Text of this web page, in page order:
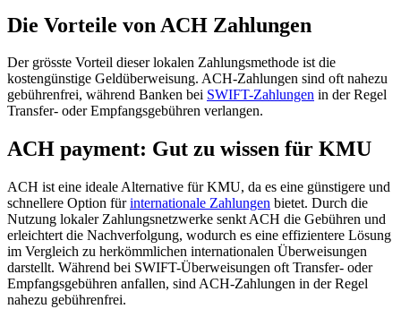
Die Vorteile von ACH Zahlungen
Der grösste Vorteil dieser lokalen Zahlungsmethode ist die
kostengünstige Geldüberweisung. ACH-Zahlungen sind oft nahezu
gebührenfrei, während Banken bei SWIFT-Zahlungen in der Regel
Transfer- oder Empfangsgebühren verlangen.
ACH payment: Gut zu wissen für KMU
ACH ist eine ideale Alternative für KMU, da es eine günstigere und
schnellere Option fürinternationale Zahlungen bietet. Durch die
Nutzung lokaler Zahlungsnetzwerke senkt ACH die Gebühren und
erleichtert die Nachverfolgung, wodurch es eine effizientere Lösung
im Vergleich zu herkömmlichen internationalen Überweisungen
darstellt. Während bei SWIFT-Überweisungen oft Transfer- oder
Empfangsgebühren anfallen, sind ACH-Zahlungen in der Regel
nahezu gebührenfrei.